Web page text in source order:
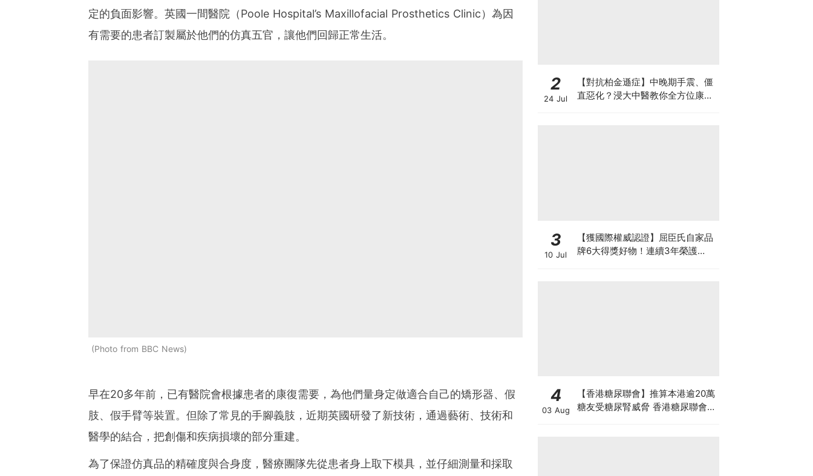
bernice.cheong@urbanlifehk.com
定的負面影響。英國一間醫院（Poole Hospital’s Maxillofacial Prosthetics Clinic）為因
有需要的患者訂製屬於他們的仿真五官，讓他們回歸正常生活。
Photo from BBC News
早在20多年前，已有醫院會根據患者的康復需要，為他們量身定做適合自己的矯形器、假
肢、假手臂等裝置。但除了常見的手腳義肢，近期英國研發了新技術，通過藝術、技術和
醫學的結合，把創傷和疾病損壞的部分重建。
為了保證仿真品的精確度與合身度，醫療團隊先從患者身上取下模具，並仔細測量和採取
2
24 Jul
【對抗柏金遜症】中晚期手震、僵
直惡化？浸大中醫教你全方位康復
3
10 Jul
【獲國際權威認證】屈臣氏自家品
牌6大得獎好物！連續3年榮護
4
03 Aug
【香港糖尿聯會】推算本港逾20萬
糖友受糖尿腎威脅 香港糖尿聯會